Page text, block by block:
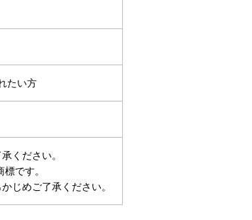
たい方
ください。
です。
じめご了承ください。